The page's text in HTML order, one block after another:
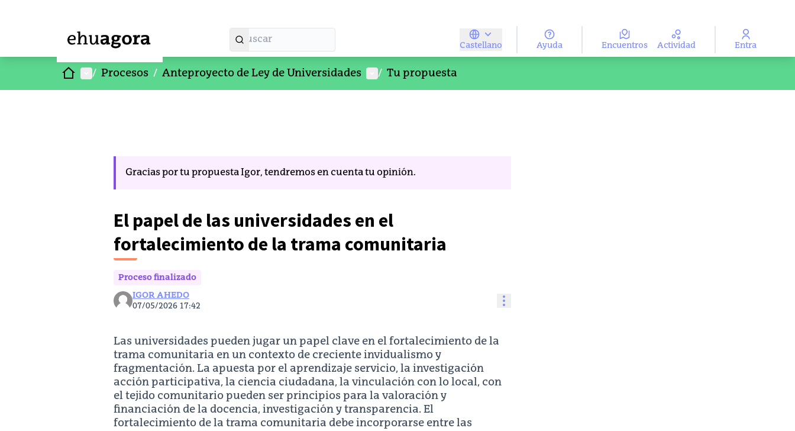
Castellano
Elegir el idiomaAukeratu hizkuntza
Ayuda Encuentros Actividad Entra
InicioMenú principal
/ Procesos / Anteproyecto de Ley de Universidades Menú de usuario
/ Tu propuesta
Gracias por tu propuesta Igor, tendremos en cuenta tu opinión.
El papel de las universidades en el
fortalecimiento de la trama comunitaria
Proceso finalizado
IGOR AHEDO
07/05/2026 17:42
Controles de recursos
Las universidades pueden jugar un papel clave en el fortalecimiento de la
trama comunitaria en un contexto de creciente invidualismo y
fragmentación. La apuesta por el aprendizaje servicio, la investigación
acción participativa, la ciencia ciudadana, la vinculación con lo local, con
el tejido comunitario pueden ser principios para la valoración y
financiación de la docencia, investigación y transparencia. El
fortalecimiento de la trama comunitaria debe incorporarse entre las